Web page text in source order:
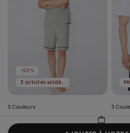
-50%
3 articles soldés, -70 %
3 Couleurs
Passepoilé
3